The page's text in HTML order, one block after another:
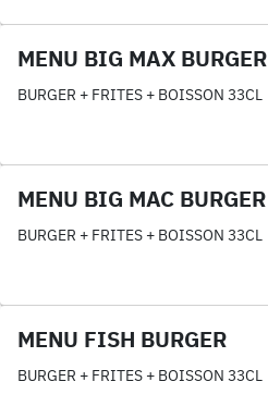
MENU BIG MAX BURGER
BURGER + FRITES + BOISSON 33CL
MENU BIG MAC BURGER
BURGER + FRITES + BOISSON 33CL
MENU FISH BURGER
BURGER + FRITES + BOISSON 33CL